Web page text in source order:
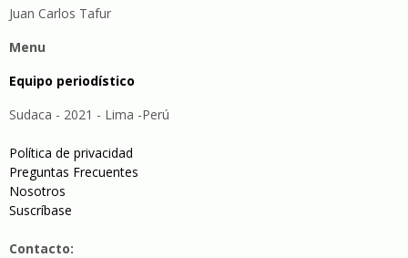
Juan Carlos Tafur
Menu
Equipo periodístico
Sudaca - 2021 - Lima -Perú
Política de privacidad
Preguntas Frecuentes
Nosotros
Suscríbase
Contacto: